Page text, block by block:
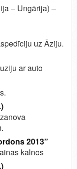
– Ungārija) –
uz Āziju.
ar auto
2013”
kalnos